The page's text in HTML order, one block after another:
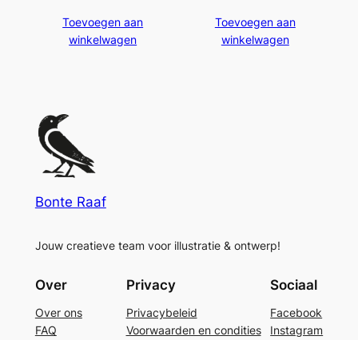
Toevoegen aan
winkelwagen
Toevoegen aan
winkelwagen
Bonte Raaf
Jouw creatieve team voor illustratie & ontwerp!
Over
Over ons
FAQ
Privacy
Privacybeleid
Voorwaarden en condities
Sociaal
Facebook
Instagram